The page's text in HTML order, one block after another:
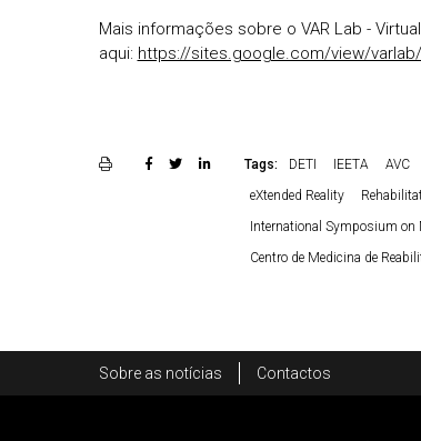
Mais informações sobre o VAR Lab -
aqui: https://sites.google.com/view/
Tags: DETI IEETA AVC
eXtended Reality
International Symposium
Centro de Medicina de
Sobre as notícias Contactos